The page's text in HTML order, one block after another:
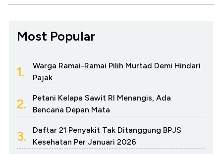
Most Popular
1.
Warga Ramai-Ramai Pilih Murtad Demi Hindari
Pajak
2.
Petani Kelapa Sawit RI Menangis, Ada
Bencana Depan Mata
3.
Daftar 21 Penyakit Tak Ditanggung BPJS
Kesehatan Per Januari 2026